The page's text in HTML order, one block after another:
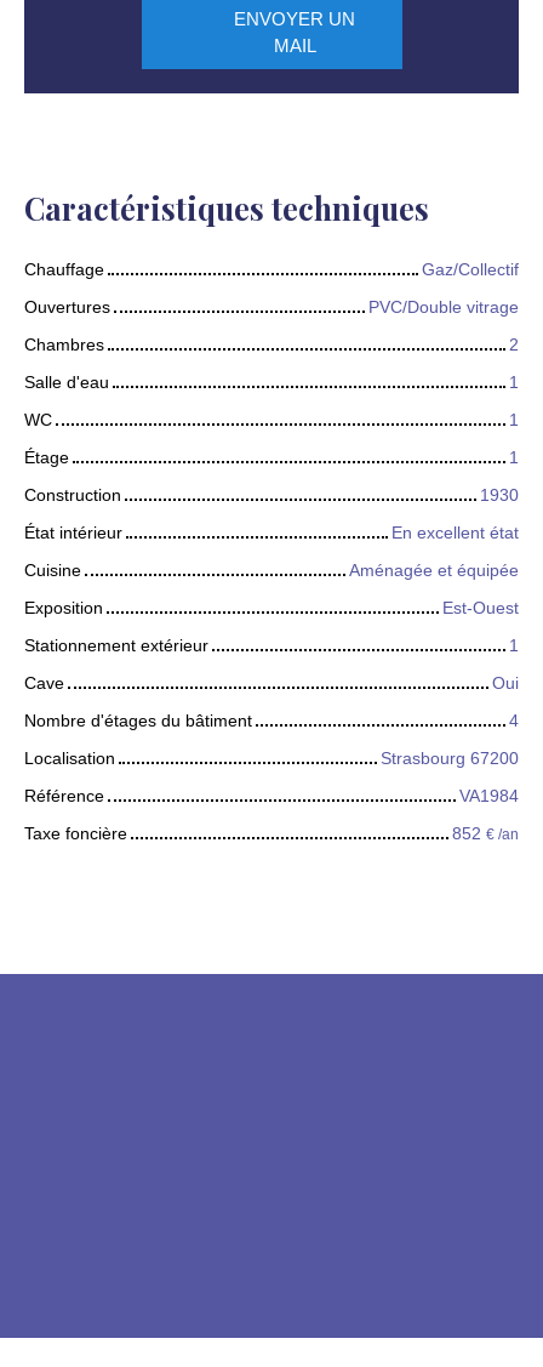
ENVOYER UN
MAIL
Caractéristiques techniques
Chauffage
Gaz/Collectif
Ouvertures
PVC/Double vitrage
Chambres
2
Salle d'eau
1
WC
1
Étage
1
Construction
1930
État intérieur
En excellent état
Cuisine
Aménagée et équipée
Exposition
Est-Ouest
Stationnement extérieur
1
Cave
Oui
Nombre d'étages du bâtiment
4
Localisation
Strasbourg 67200
Référence
VA1984
Taxe foncière
852 € /an